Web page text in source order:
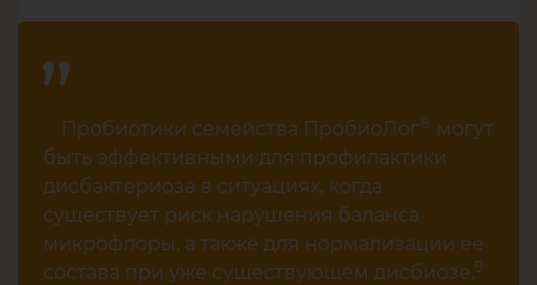
Пробиотики семейства ПробиоЛог® могут
быть эффективными для профилактики
дисбактериоза в ситуациях, когда
существует риск нарушения баланса
микрофлоры, а также для нормализации ее
состава при уже существующем дисбиозе.9